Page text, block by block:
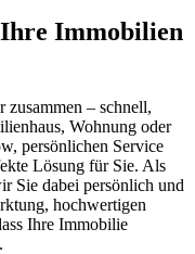
Immobilien
– schnell,
Wohnung oder
persönlichen Service
Lösung für Sie. Als
Sie dabei persönlich und
hochwertigen
Ihre Immobilie